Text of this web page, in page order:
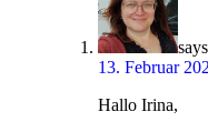
13. Februar
Hallo Irina,